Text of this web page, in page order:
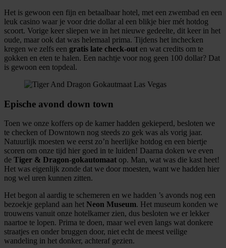
Het is gewoon een fijn en betaalbaar hotel, met een zwembad en een
leuk casino waar je voor drie dollar al een blikje bier mét hotdog
scoort. Vorige keer sliepen we in het nieuwe gedeelte, dit keer in het
oude, maar ook dat was helemaal prima. Tijdens het inchecken
kregen we zelfs een gratis late check-out en wat credits om te
gokken en eten te halen. Een nachtje voor nog geen 100 dollar? Dat
is gewoon een topdeal.
Epische avond down town
Toen we onze koffers op de kamer hadden gekieperd, besloten we
te checken of Downtown nog steeds zo gek was als vorig jaar.
Natuurlijk moesten we eerst zo’n heerlijke hotdog en een biertje
scoren om onze tijd hier goed in te luiden! Daarna doken we even
de Tiger & Dragon-gokautomaat op. Man, wat was die kast heet!
Het was eigenlijk zonde dat we door moesten, want we hadden hier
nog wel uren kunnen zitten.
Het begon al aardig te schemeren en we hadden ’s avonds nog een
bezoekje gepland aan het Neon Museum. Het museum konden we
trouwens vanuit onze hotelkamer zien, dus besloten we er lekker
naartoe te lopen. Prima te doen, maar wel even langs wat donkere
straatjes en onder bruggen door, niet echt de meest veilige
wandeling in het donker, achteraf gezien.